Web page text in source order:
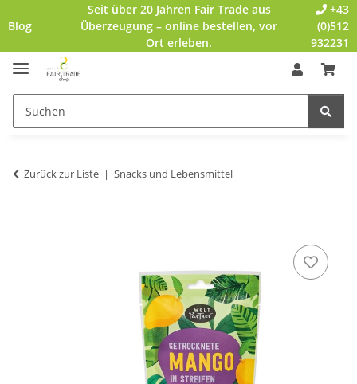
Blog
Seit über 20 Jahren Fair Trade aus
Überzeugung – online bestellen, vor
Ort erleben.
+43
(0)512
932231
Zurück zur Liste Snacks und Lebensmittel